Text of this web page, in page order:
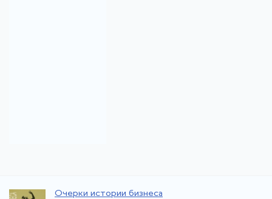
Очерки истории бизнеса